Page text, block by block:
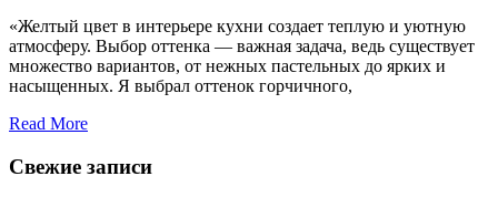
«Желтый цвет в интерьере кухни создает теплую и уютную
атмосферу. Выбор оттенка — важная задача, ведь существует
множество вариантов, от нежных пастельных до ярких и
насыщенных. Я выбрал оттенок горчичного,
Read More
Свежие записи